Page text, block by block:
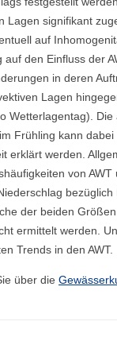
Lagen signifikant
auf
den Einfluss der
in deren
Lagen
Wetterlagentag).
Frühling kann
erklärt werden.
von
der beiden
ermittelt werden.
Trends in den AWT.
über die